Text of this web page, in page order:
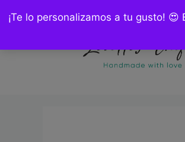
¡Te lo personalizamos a tu gusto!